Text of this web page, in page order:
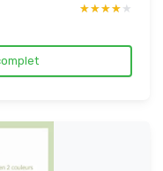
★★★★★
★★★★★